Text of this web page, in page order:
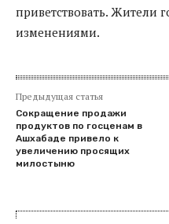
приветствовать. Жители
изменениями.
Предыдущая статья
Сокращение продажи
продуктов по госценам в
Ашхабаде привело к
увеличению просящих
милостыню